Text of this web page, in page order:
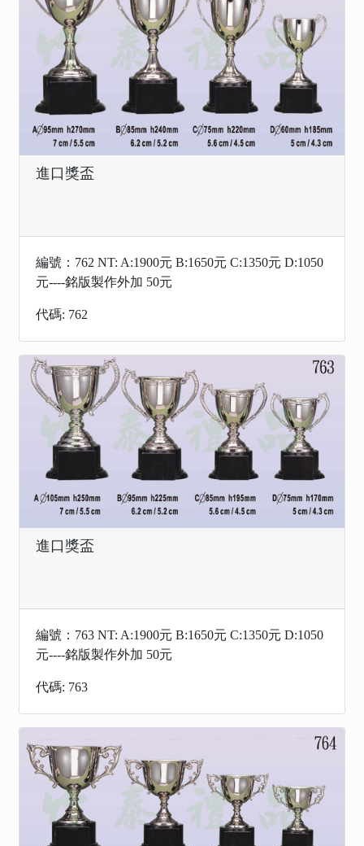
進口獎盃
編號：762 NT: A:1900元 B:1650元 C:1350元 D:1050
元----銘版製作外加 50元
代碼: 762
進口獎盃
編號：763 NT: A:1900元 B:1650元 C:1350元 D:1050
元----銘版製作外加 50元
代碼: 763